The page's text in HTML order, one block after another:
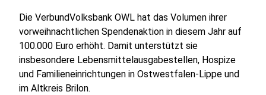
Die VerbundVolksbank OWL hat das Volumen ihrer
vorweihnachtlichen Spendenaktion in diesem Jahr auf
100.000 Euro erhöht. Damit unterstützt sie
insbesondere Lebensmittelausgabestellen, Hospize
und Familieneinrichtungen in Ostwestfalen-Lippe und
im Altkreis Brilon.